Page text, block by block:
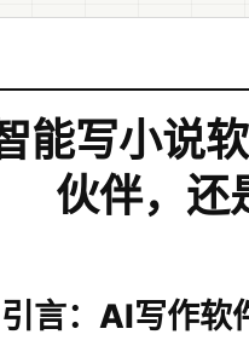
能写小说
伙伴，还
言：AI写作软